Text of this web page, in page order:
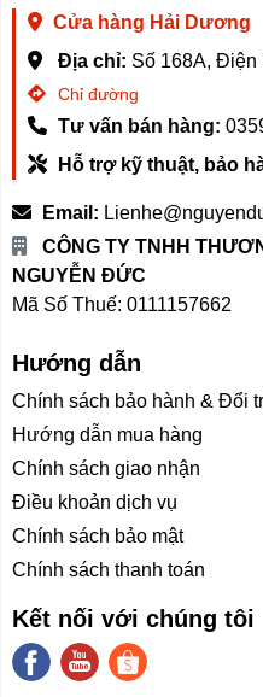
Máy giặt Mijia MJ202
trùng, tận dụng dòng
tiêu diệt đến 99.99%
Escherichia coli. Đặc
nhỏ dễ bị kích ứng da
Máy giặt Mijia MJ202
với thiết kế mô phỏng
của con người: giặt nhẹ,
đến trải nghiệm làm
22 chương trình giặt
giặt được ngay cả những
đồ em bé, len tơ, lụa,...
đồ lót, mang lại trải
tiết nhỏ nhất.
Cũng như các sản phẩm
thái XiaoMi, Mijia MJ202
thể kết nối App Mi Home
Cửa hàng Hải Dương
Địa chỉ: Số 168A, Điện
Chỉ đường
Tư vấn bán hàng:
Hỗ trợ kỹ thuật, bảo
Email:
CÔNG TY TNHH
NGUYỄN ĐỨC
Mã Số Thuế: 0111157662
Hướng dẫn
Chính sách bảo hành & Đổi
Hướng dẫn mua hàng
Chính sách giao nhận
Điều khoản dịch vụ
Chính sách bảo mật
Chính sách thanh toán
Kết nối với chúng tôi